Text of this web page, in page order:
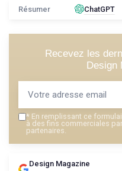
Résumer ChatGPT
Recevez les
Design
* En remplissant ce
à des fins commerciales
partenaires.
Design Magazine